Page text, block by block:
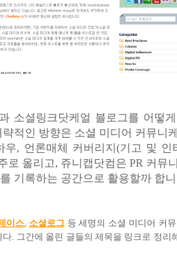
소셜링크닷케얼 블로그를 어떻
략적인 방향은 소셜 미디어 커뮤니
우, 언론매체 커버리지 (기고 및 인
로 올리고, 쥬니캡닷컴은 PR 커뮤
기록하는 공간으로 활용할까 합
이스, 소셜로그등 세명의 소셜 미디어 커
다. 그간에 올린 글들의 제목을 링크로 정리